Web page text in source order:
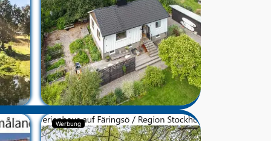
Werbung